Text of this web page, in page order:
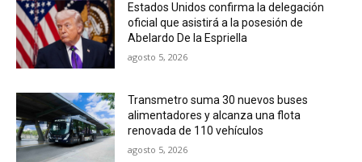
Estados Unidos confirma la delegación
oficial que asistirá a la posesión de
Abelardo De la Espriella
agosto 5, 2026
Transmetro suma 30 nuevos buses
alimentadores y alcanza una flota
renovada de 110 vehículos
agosto 5, 2026